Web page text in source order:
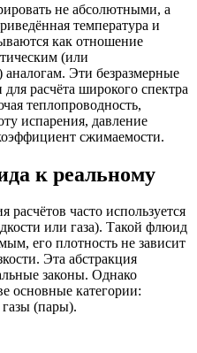
не абсолютными, а
температура и
как отношение
(или
аналогам. Эти безразмерные
расчёта широкого спектра
теплопроводность,
испарения, давление
сжимаемости.
к реальному
часто используется
или газа). Такой флюид
его плотность не зависит
Эта абстракция
законы. Однако
основные категории:
(пары).